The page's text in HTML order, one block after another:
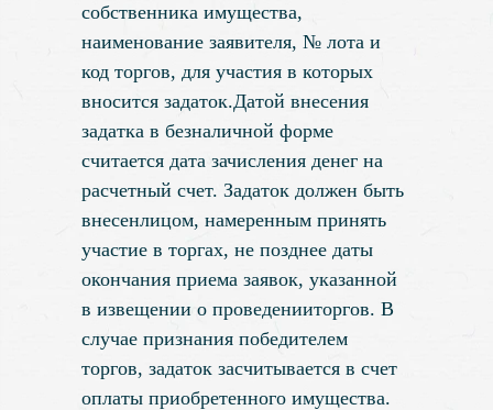
собственника имущества,
наименование заявителя, № лота и
код торгов, для участия в которых
вносится задаток.Датой внесения
задатка в безналичной форме
считается дата зачисления денег на
расчетный счет. Задаток должен быть
внесенлицом, намеренным принять
участие в торгах, не позднее даты
окончания приема заявок, указанной
в извещении о проведенииторгов. В
случае признания победителем
торгов, задаток засчитывается в счет
оплаты приобретенного имущества.